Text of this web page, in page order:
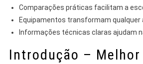
Comparações práticas facilitam a
Equipamentos transformam
Informações técnicas claras ajudam
Introdução –